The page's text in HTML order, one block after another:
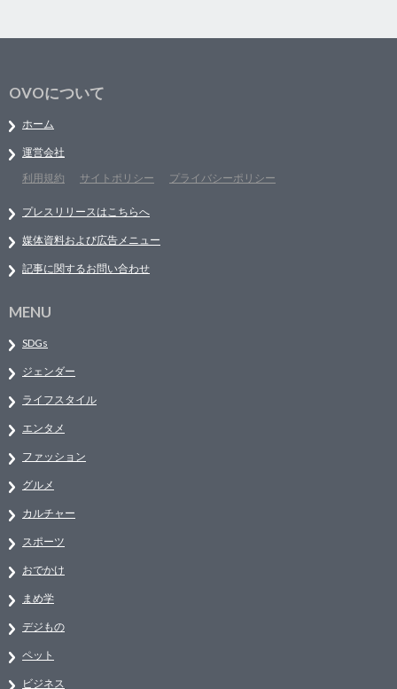
OVOについて
ホーム
運営会社
利用規約
サイトポリシー プライバシーポリシー
プレスリリースはこちらへ
媒体資料および広告メニュー
記事に関するお問い合わせ
MENU
SDGs
ジェンダー
ライフスタイル
エンタメ
ファッション
グルメ
カルチャー
スポーツ
おでかけ
まめ学
デジもの
ペット
ビジネス